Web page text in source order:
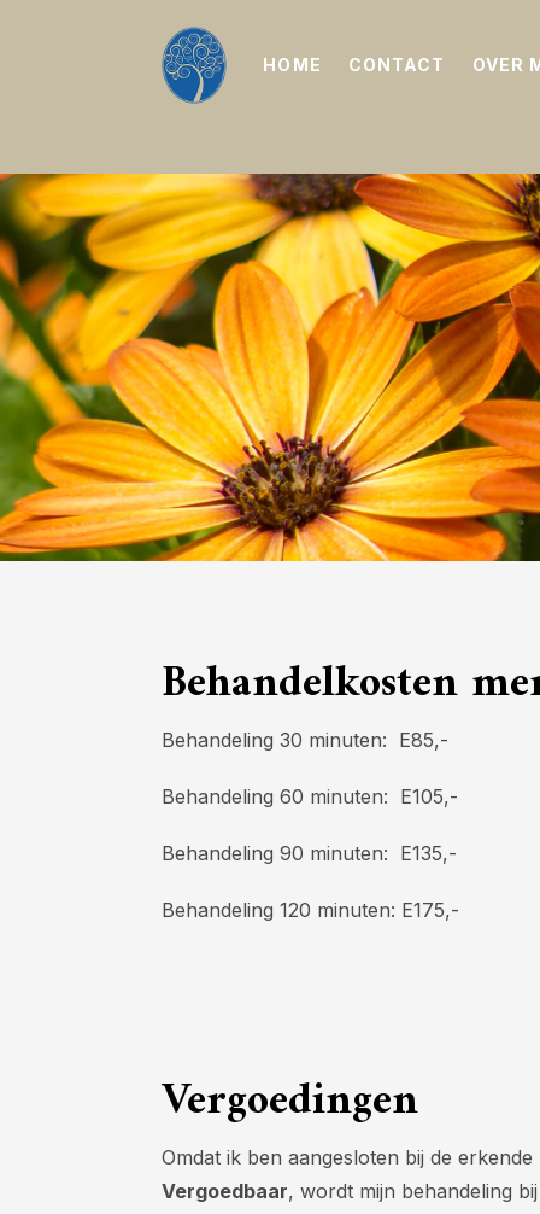
HOME CONTACT OVER
Behandelkosten
Behandeling 30 minuten: E85,-
Behandeling 60 minuten: E105,-
Behandeling 90 minuten: E135,-
Behandeling 120 minuten: E175,-
Vergoedingen
Omdat ik ben aangesloten bij de
Vergoedbaar, wordt mijn behandeling